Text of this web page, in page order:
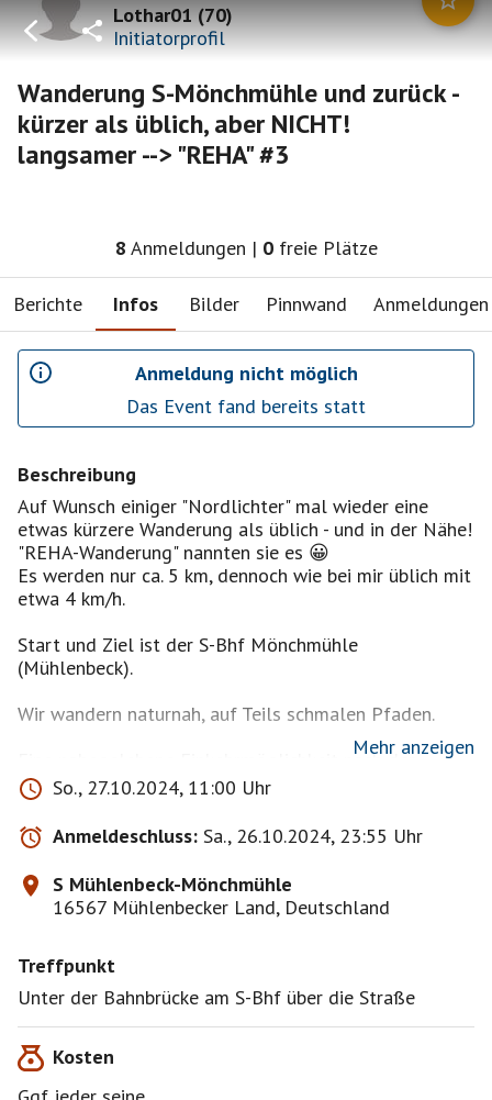
Lothar01(70)
Initiatorprofil
Wanderung S-Mönchmühle und zurück -
kürzer als üblich, aber NICHT!
langsamer --> "REHA" #3
8 Anmeldungen | 0 freie Plätze
Berichte Infos Bilder Pinnwand Anmeldungen
Anmeldung nicht möglich
Das Event fand bereits statt
Beschreibung
Auf Wunsch einiger "Nordlichter" mal wieder eine
etwas kürzere Wanderung als üblich - und in der Nähe!
"REHA-Wanderung" nannten sie es 😀
Es werden nur ca. 5 km, dennoch wie bei mir üblich mit
etwa 4 km/h.
Start und Ziel ist der S-Bhf Mönchmühle
(Mühlenbeck).
Wir wandern naturnah, auf Teils schmalen Pfaden.
Eine nahegelehene Einkehrmöglichkeit nach der
Wanderung gibt es leider nicht. Aber wir finden
vermutlich schon einen bequemen Pausenplatz, um
eine mitgebrachte Brotzeit zu verschnabulieren...
__________________
Der übliche "Disclaimer" unten bekommt eine
Präambel:
Mehrere BeSis haben sich eine solche "KurzTour"
sie denn wollen.
-------------
Mehr anzeigen
So., 27.10.2024, 11:00 Uhr
Anmeldeschluss: Sa., 26.10.2024, 23:55 Uhr
S Mühlenbeck-Mönchmühle
16567 Mühlenbecker Land, Deutschland
Treffpunkt
Unter der Bahnbrücke am S-Bhf über die Straße
Kosten